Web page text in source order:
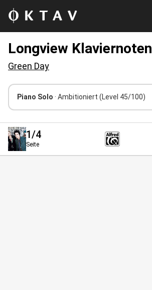
Longview Klaviernoten
Green Day
Piano Solo · Ambitioniert (Level 45/100)
1/4
Seite